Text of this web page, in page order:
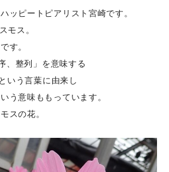
ッピートピアリスト宮崎です。
モス。
す。
、整列」を意味する
いう言葉に由来し
う意味ももっています。
スの花。